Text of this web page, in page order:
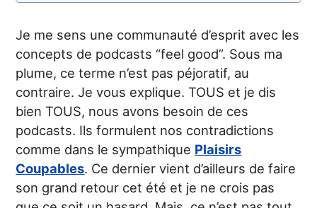
Je me sens une communauté d’esprit avec les
concepts de podcasts “feel good”. Sous ma
plume, ce terme n’est pas péjoratif, au
contraire. Je vous explique. TOUS et je dis
bien TOUS, nous avons besoin de ces
podcasts. Ils formulent nos contradictions
comme dans le sympathique Plaisirs
Coupables. Ce dernier vient d’ailleurs de faire
son grand retour cet été et je ne crois pas